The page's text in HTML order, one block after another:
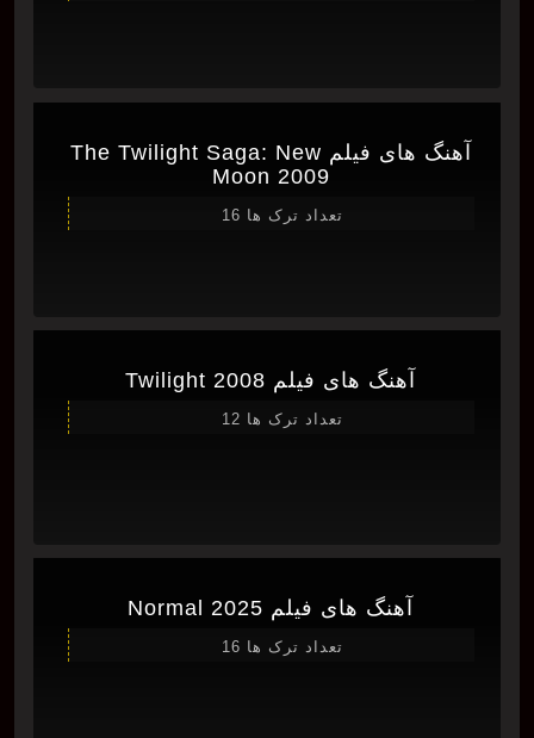
آهنگ های فیلم The Twilight Saga: New
Moon 2009
تعداد ترک ها 16
آهنگ های فیلم Twilight 2008
تعداد ترک ها 12
آهنگ های فیلم Normal 2025
تعداد ترک ها 16